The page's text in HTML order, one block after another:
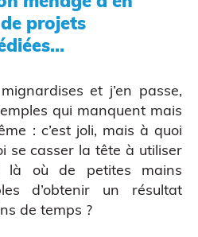
projets
et j’en passe,
qui manquent mais
: c’est joli, mais à quoi
se casser la tête à utiliser
là où de petites mains
d’obtenir un résultat
de temps ?